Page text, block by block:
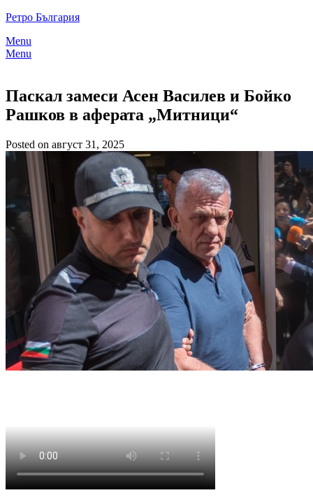
Skip
content
Ретро България
Menu
Menu
Паскал замеси Асен Василев и Бойко
Рашков в аферата „Митници“
Posted on август 31, 2025